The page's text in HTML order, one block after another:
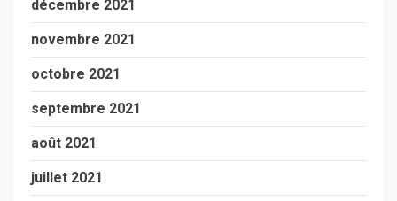
décembre 2021
novembre 2021
octobre 2021
septembre 2021
août 2021
juillet 2021